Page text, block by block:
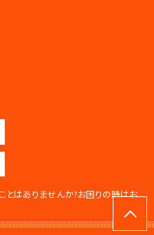
とはありませんか?お困りの時はお